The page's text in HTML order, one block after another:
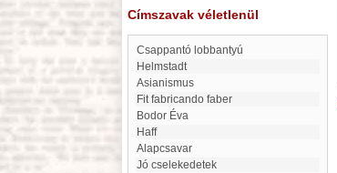
Címszavak véletlenül
Csappantó lobbantyú
Helmstadt
asianismus
Fit fabricando faber
Bodor Éva
haff
Alapcsavar
Jó cselekedetek